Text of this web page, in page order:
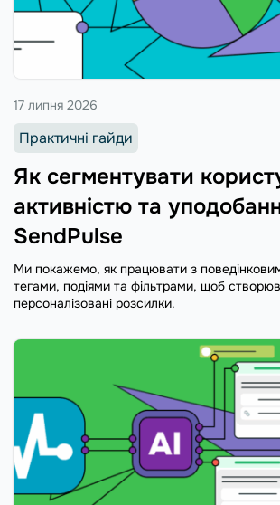
Як сегментувати
активністю та
SendPulse
17 липня 2026
Практичні гайди
Ми покажемо, як працювати з
тегами, подіями та фільтрами, щоб
персоналізовані розсилки.